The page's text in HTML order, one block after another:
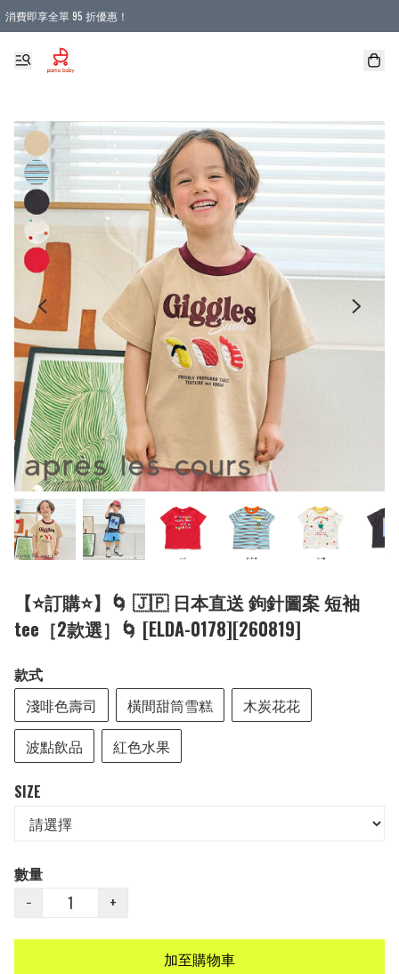
消費即享全單 95 折優惠！
購物滿 HKD 900.00即享免運費優惠！（適用於 本地送貨、本地取貨 )
【⭐訂購⭐】🌀 🇯🇵 日本直送 鉤針圖案 短袖
tee［2款選］🌀 [ELDA-0178][260819]
款式
淺啡色壽司
橫間甜筒雪糕
木炭花花
波點飲品
紅色水果
SIZE
數量
−
+
加至購物車